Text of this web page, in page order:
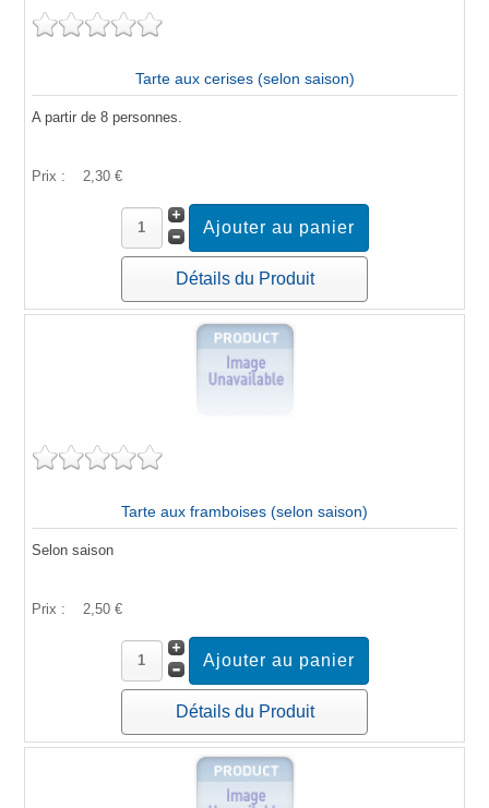
Tarte aux cerises (selon saison)
A partir de 8 personnes.
Prix : 2,30 €
Détails du Produit
Tarte aux framboises (selon saison)
Selon saison
Prix : 2,50 €
Détails du Produit